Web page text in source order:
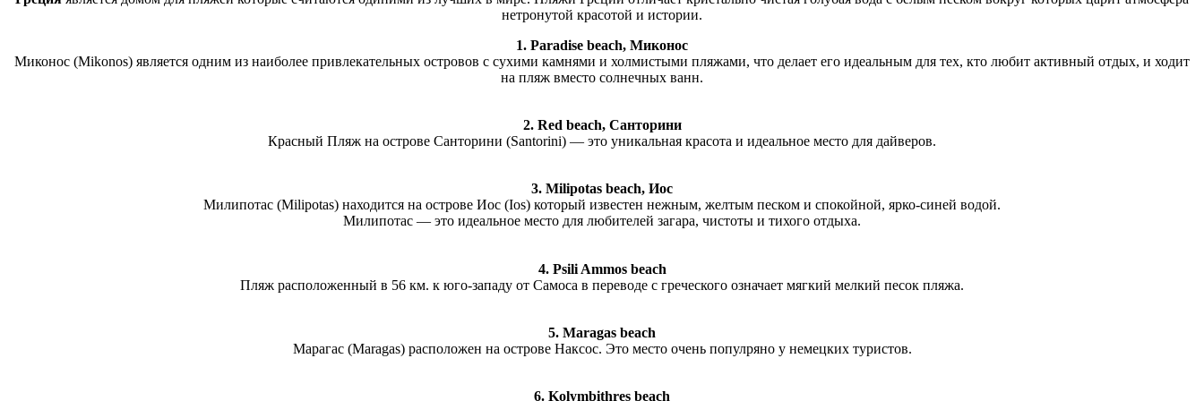
нетронутой красотой и истории.
1. Paradise beach, Миконос
Миконос (Mikonos) является одним из наиболее привлекательных островов с сухими камнями и холмистыми пляжами, что делает его идеальным для тех, кто любит активный отдых, и ходит
на пляж вместо солнечных ванн.
2. Red beach, Санторини
Красный Пляж на острове Санторини (Santorini) — это уникальная красота и идеальное место для дайверов.
3. Milipotas beach, Иос
Милипотас (Milipotas) находится на острове Иос (Ios) который известен нежным, желтым песком и спокойной, ярко-синей водой.
Милипотас — это идеальное место для любителей загара, чистоты и тихого отдыха.
4. Psili Ammos beach
Пляж расположенный в 56 км. к юго-западу от Самоса в переводе с греческого означает мягкий мелкий песок пляжа.
5. Maragas beach
Марагас (Maragas) расположен на острове Наксос. Это место очень популряно у немецких туристов.
6. Kolymbithres beach